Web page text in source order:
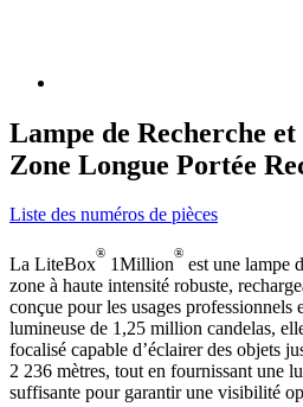
Lampe de Recherche et
Zone Longue Portée
Liste des numéros de pièces
La LiteBox
®
1Million
®
est une lampe
zone à haute intensité robuste,
conçue pour les usages professionnels
lumineuse de 1,25 million candelas,
focalisé capable d’éclairer des objets
2 236 mètres, tout en fournissant une
suffisante pour garantir une visibilité